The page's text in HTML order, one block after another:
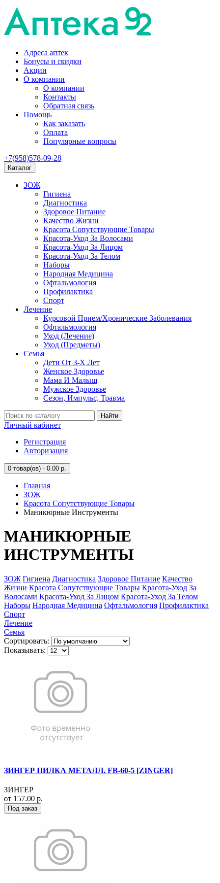
Адреса аптек
Бонусы и скидки
Акции
О компании
О компании
Контакты
Обратная связь
Помощь
Как заказать
Оплата
Популярные вопросы
+7(958)578-09-28
Каталог
ЗОЖ
Гигиена
Диагностика
Здоровое Питание
Качество Жизни
Красота Сопутствующие Товары
Красота-Уход За Волосами
Красота-Уход За Лицом
Красота-Уход За Телом
Наборы
Народная Медицина
Офтальмология
Профилактика
Спорт
Лечение
Курсовой Прием/Хронические Заболевания
Офтальмология
Уход (Лечение)
Уход (Предметы)
Семья
Дети От 3-Х Лет
Женское Здоровье
Мама И Малыш
Мужское Здоровье
Сезон, Импульс, Травма
Найти
Личный кабинет
Регистрация
Авторизация
0 товар(ов) - 0.00 р.
Главная
ЗОЖ
Красота Сопутствующие Товары
Маникюрные Инструменты
МАНИКЮРНЫЕ
ИНСТРУМЕНТЫ
ЗОЖ Гигиена Диагностика Здоровое Питание Качество
Жизни Красота Сопутствующие Товары Красота-Уход За
Волосами Красота-Уход За Лицом Красота-Уход За Телом
Наборы Народная Медицина Офтальмология Профилактика
Спорт
Лечение
Семья
Сортировать:
Показывать:
ЗИНГЕР ПИЛКА МЕТАЛЛ. FB-60-5 [ZINGER]
ЗИНГЕР
от 157.00 р.
Под заказ